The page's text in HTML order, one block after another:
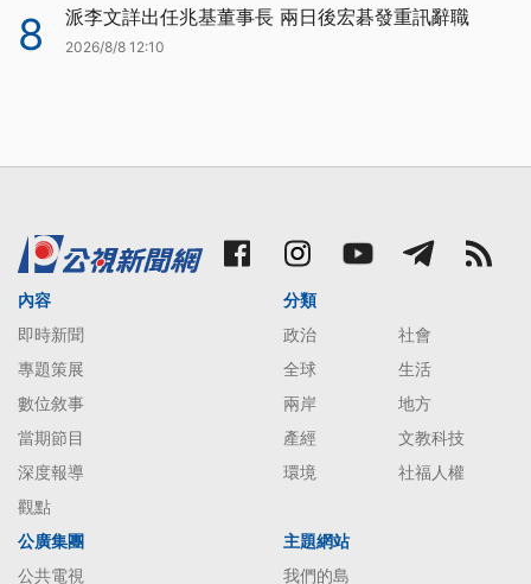
8 派李文詳出任兆基董事長 兩日後宏碁發重訊辭職
2026/8/8 12:10
內容
即時新聞
專題策展
數位敘事
當期節目
深度報導
觀點
分類
政治
社會
全球
生活
兩岸
地方
產經
文教科技
環境
社福人權
公廣集團
公共電視
主題網站
我們的島